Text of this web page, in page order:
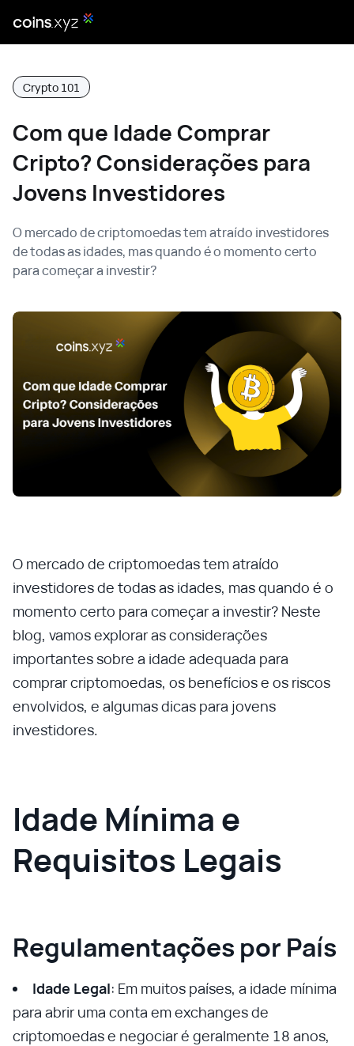
Crypto 101
Com que Idade Comprar
Cripto? Considerações para
Jovens Investidores
O mercado de criptomoedas tem atraído investidores
de todas as idades, mas quando é o momento certo
para começar a investir?
O mercado de criptomoedas tem atraído
investidores de todas as idades, mas quando é o
momento certo para começar a investir? Neste
blog, vamos explorar as considerações
importantes sobre a idade adequada para
comprar criptomoedas, os benefícios e os riscos
envolvidos, e algumas dicas para jovens
investidores.
Idade Mínima e
Requisitos Legais
Regulamentações por País
Idade Legal: Em muitos países, a idade mínima
para abrir uma conta em exchanges de
criptomoedas e negociar é geralmente 18 anos,